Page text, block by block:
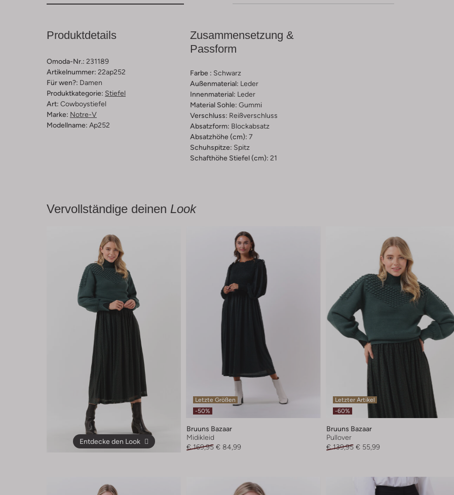
Produktdetails
Omoda-Nr.: 231189
Artikelnummer: 22ap252
Für wen?: Damen
Produktkategorie: Stiefel
Art: Cowboystiefel
Marke: Notre-V
Modellname: Ap252
Zusammensetzung &
Passform
Farbe : Schwarz
Außenmaterial: Leder
Innenmaterial: Leder
Material Sohle: Gummi
Verschluss: Reißverschluss
Absatzform: Blockabsatz
Absatzhöhe (cm): 7
Schuhspitze: Spitz
Schafthöhe Stiefel (cm): 21
Vervollständige deinen Look
Entdecke den Look
Letzte Größen
-50%
Bruuns Bazaar
Midikleid
€ 169,95 € 84,99
Letzter Artikel
-60%
Bruuns Bazaar
Pullover
€ 139,95 € 55,99